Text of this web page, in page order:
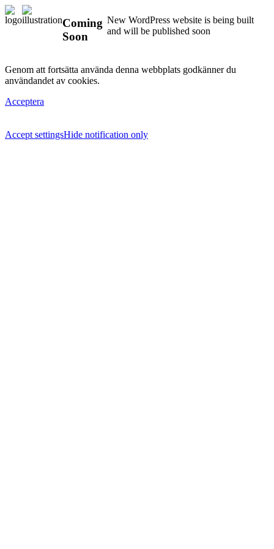
Coming
Soon
New WordPress website is being built
and will be published soon
Genom att fortsätta använda denna webbplats godkänner du
användandet av cookies.
Acceptera
Accept settingsHide notification only